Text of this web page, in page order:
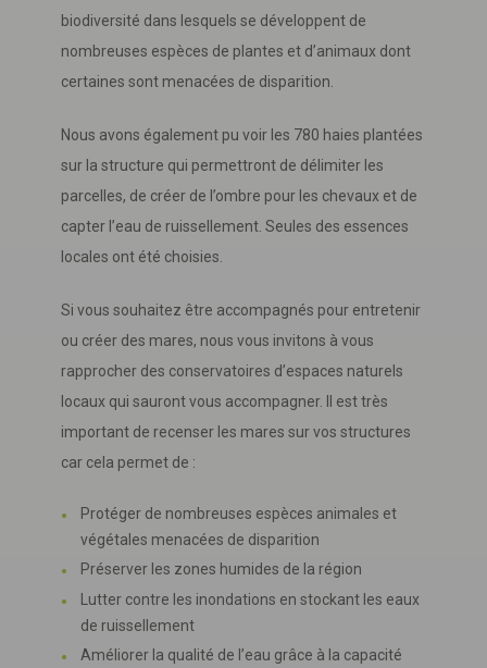
biodiversité dans lesquels se développent de
nombreuses espèces de plantes et d’animaux dont
certaines sont menacées de disparition.
Nous avons également pu voir les 780 haies plantées
sur la structure qui permettront de délimiter les
parcelles, de créer de l’ombre pour les chevaux et de
capter l’eau de ruissellement. Seules des essences
locales ont été choisies.
Si vous souhaitez être accompagnés pour entretenir
ou créer des mares, nous vous invitons à vous
rapprocher des conservatoires d’espaces naturels
locaux qui sauront vous accompagner. Il est très
important de recenser les mares sur vos structures
car cela permet de :
Protéger de nombreuses espèces animales et
végétales menacées de disparition
Préserver les zones humides de la région
Lutter contre les inondations en stockant les eaux
de ruissellement
Améliorer la qualité de l’eau grâce à la capacité